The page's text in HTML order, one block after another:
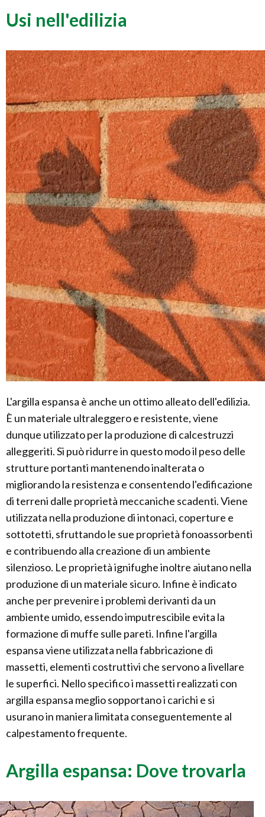
Usi nell'edilizia
L'argilla espansa è anche un ottimo alleato dell'edilizia.
È un materiale ultraleggero e resistente, viene
dunque utilizzato per la produzione di calcestruzzi
alleggeriti. Si può ridurre in questo modo il peso delle
strutture portanti mantenendo inalterata o
migliorando la resistenza e consentendo l'edificazione
di terreni dalle proprietà meccaniche scadenti. Viene
utilizzata nella produzione di intonaci, coperture e
sottotetti, sfruttando le sue proprietà fonoassorbenti
e contribuendo alla creazione di un ambiente
silenzioso. Le proprietà ignifughe inoltre aiutano nella
produzione di un materiale sicuro. Infine è indicato
anche per prevenire i problemi derivanti da un
ambiente umido, essendo imputrescibile evita la
formazione di muffe sulle pareti. Infine l'argilla
espansa viene utilizzata nella fabbricazione di
massetti, elementi costruttivi che servono a livellare
le superfici. Nello specifico i massetti realizzati con
argilla espansa meglio sopportano i carichi e si
usurano in maniera limitata conseguentemente al
calpestamento frequente.
Argilla espansa: Dove trovarla